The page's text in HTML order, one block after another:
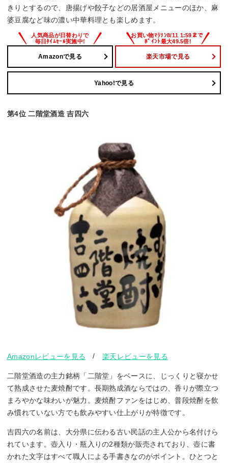
きりとするので、唐揚げや餃子などの居酒屋メニューのほか、麻
婆豆腐など味の濃い中華料理とも楽しめます。
Amazonで見る 楽天市場で見る
Yahoo!で見る
第4位 二階堂酒造 吉四六
Amazonレビューを見る /楽天レビューを見る
二階堂酒造の主力銘柄「二階堂」をベースに、じっくりと寝かせ
て熟成させた麦焼酎です。長期熟成酒ならではの、香りが際立つ
まろやかな味わいが魅力。麦焼酎ファンをはじめ、普段焼酎を飲
み慣れていない方でも飲みやすい仕上がりが特徴です。
吉四六の名前は、大分県に伝わる古い民話の主人公から名付けら
れています。壺入り・瓶入りの2種類が販売されており、壺に書
かれた文字はすべて職人による手書きなのがポイント。ひとつと